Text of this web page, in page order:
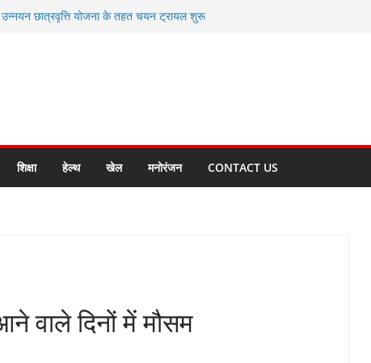
उन्नयन छात्रवृत्ति योजना के तहत चयन ट्रायल शुरू
के लिए अल्मोड़ा की गर्विता भाकुनी का
मित्र कैडेट्स का हुआ है चयन
सबसे बड़ी ताकत : मुख्यमंत्री पुष्कर सिंह धामी
बनाने के संकल्प को करना होगा साकार- मुख्यमंत्री
शिक्षा हेल्थ खेल मनोरंजन CONTACT US
वाले दिनों में मौसम